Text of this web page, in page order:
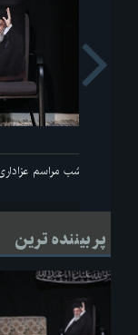
اولین شب مراسم
پر بیننده ترین